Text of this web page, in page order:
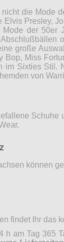
die Mode
Presley,
der 50er
große
Bop, Miss
im Sixties
von
Schuhe
können
findet Ihr das
h am Tag 365